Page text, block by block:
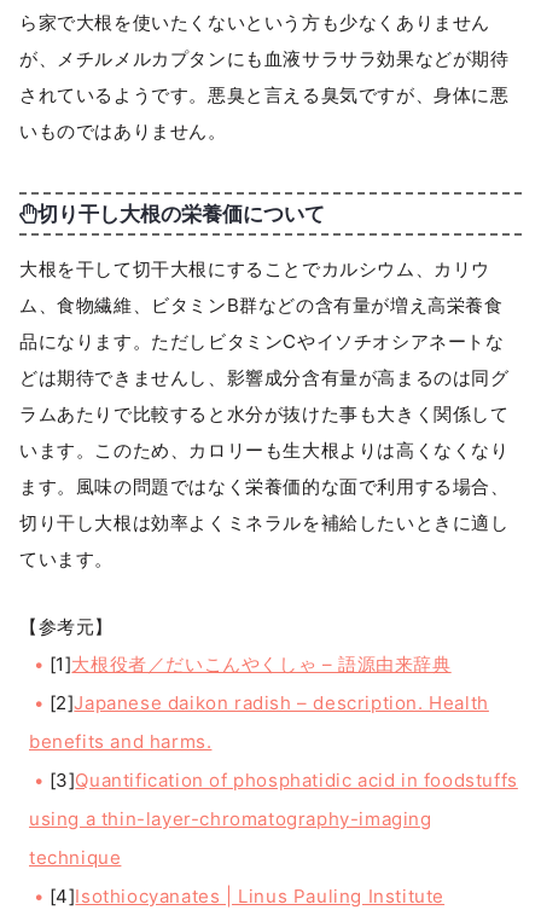
ら家で大根を使いたくないという方も少なくありません
が、メチルメルカプタンにも血液サラサラ効果などが期待
されているようです。悪臭と言える臭気ですが、身体に悪
いものではありません。
切り干し大根の栄養価について
大根を干して切干大根にすることでカルシウム、カリウ
ム、食物繊維、ビタミンB群などの含有量が増え高栄養食
品になります。ただしビタミンCやイソチオシアネートな
どは期待できませんし、影響成分含有量が高まるのは同グ
ラムあたりで比較すると水分が抜けた事も大きく関係して
います。このため、カロリーも生大根よりは高くなくなり
ます。風味の問題ではなく栄養価的な面で利用する場合、
切り干し大根は効率よくミネラルを補給したいときに適し
ています。
【参考元】
[1]大根役者／だいこんやくしゃ – 語源由来辞典
[2]Japanese daikon radish – description. Health
benefits and harms.
[3]Quantification of phosphatidic acid in foodstuffs
using a thin-layer-chromatography-imaging
technique
[4]Isothiocyanates | Linus Pauling Institute